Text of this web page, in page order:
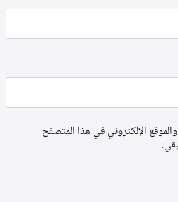
الإلكتروني في هذا المتصفح